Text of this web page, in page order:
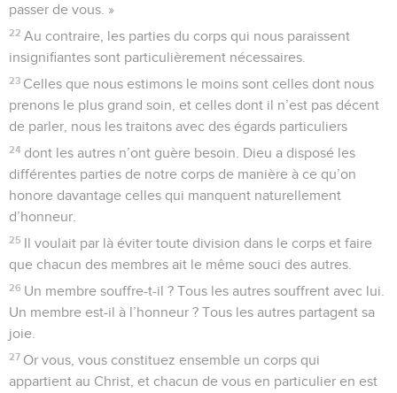
passer de vous. »
22 Au contraire, les parties du corps qui nous paraissent
insignifiantes sont particulièrement nécessaires.
23 Celles que nous estimons le moins sont celles dont nous
prenons le plus grand soin, et celles dont il n’est pas décent
de parler, nous les traitons avec des égards particuliers
24 dont les autres n’ont guère besoin. Dieu a disposé les
différentes parties de notre corps de manière à ce qu’on
honore davantage celles qui manquent naturellement
d’honneur.
25 Il voulait par là éviter toute division dans le corps et faire
que chacun des membres ait le même souci des autres.
26 Un membre souffre-t-il ? Tous les autres souffrent avec lui.
Un membre est-il à l’honneur ? Tous les autres partagent sa
joie.
27 Or vous, vous constituez ensemble un corps qui
appartient au Christ, et chacun de vous en particulier en est